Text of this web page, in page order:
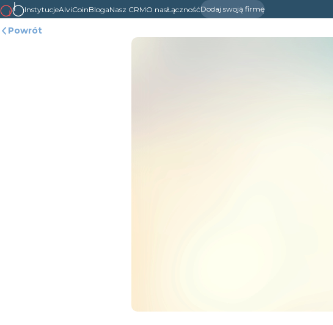
InstytucjeAlviCoinBlogaNasz CRMO nasŁącznośćDodaj swoją firmę
Powrót